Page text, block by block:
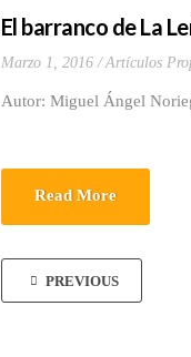
El barranco de La
Marzo 1, 2016 Artículos
Autor: Miguel Ángel
Read More
PREVIOUS